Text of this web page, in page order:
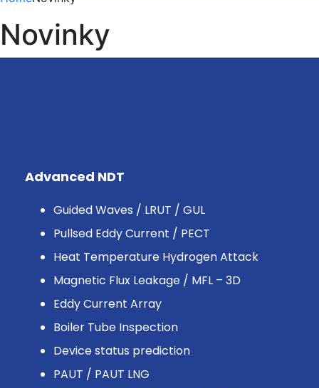
Novinky
Advanced NDT
Guided Waves / LRUT / GUL
Pullsed Eddy Current / PECT
Heat Temperature Hydrogen Attack
Magnetic Flux Leakage / MFL – 3D
Eddy Current Array
Boiler Tube Inspection
Device status prediction
PAUT / PAUT LNG